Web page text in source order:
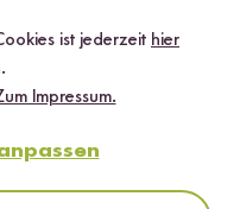
ist jederzeit hier
Impressum.